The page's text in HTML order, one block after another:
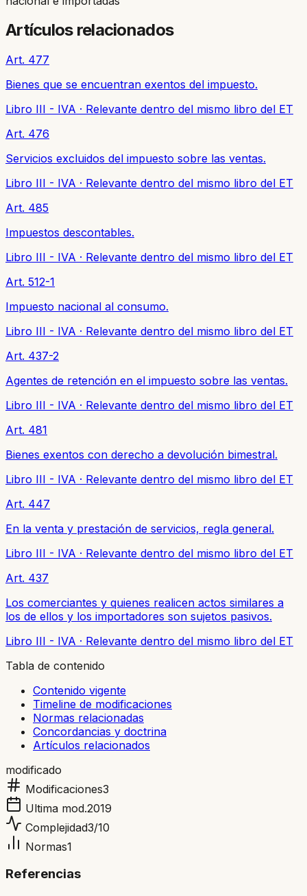
Artículos relacionados
Art. 477
Bienes que se encuentran exentos del impuesto.
Libro III - IVA · Relevante dentro del mismo libro del ET
Art. 476
Servicios excluidos del impuesto sobre las ventas.
Libro III - IVA · Relevante dentro del mismo libro del ET
Art. 485
Impuestos descontables.
Libro III - IVA · Relevante dentro del mismo libro del ET
Art. 512-1
Impuesto nacional al consumo.
Libro III - IVA · Relevante dentro del mismo libro del ET
Art. 437-2
Agentes de retención en el impuesto sobre las ventas.
Libro III - IVA · Relevante dentro del mismo libro del ET
Art. 481
Bienes exentos con derecho a devolución bimestral.
Libro III - IVA · Relevante dentro del mismo libro del ET
Art. 447
En la venta y prestación de servicios, regla general.
Libro III - IVA · Relevante dentro del mismo libro del ET
Art. 437
Los comerciantes y quienes realicen actos similares a
los de ellos y los importadores son sujetos pasivos.
Libro III - IVA · Relevante dentro del mismo libro del ET
Tabla de contenido
Contenido vigente
Timeline de modificaciones
Normas relacionadas
Concordancias y doctrina
Artículos relacionados
modificado
Modificaciones3
Ultima mod.2019
Complejidad3/10
Normas1
Referencias